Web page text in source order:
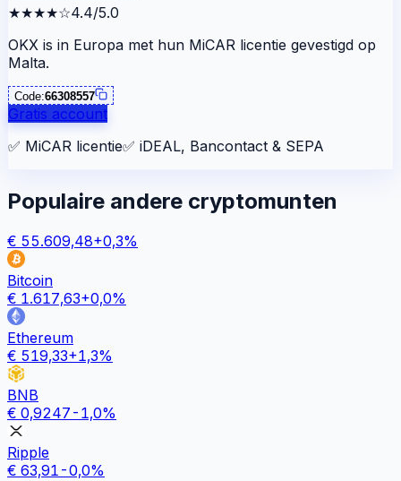
★★★★☆4.4/5.0
OKX is in Europa met hun MiCAR licentie gevestigd op
Malta.
Code:66308557
Gratis account
✅ MiCAR licentie✅ iDEAL, Bancontact & SEPA
Populaire andere cryptomunten
€ 55.609,48+0,3%
Bitcoin
€ 1.617,63+0,0%
Ethereum
€ 519,33+1,3%
BNB
€ 0,9247 -1,0%
Ripple
€ 63,91 -0,0%